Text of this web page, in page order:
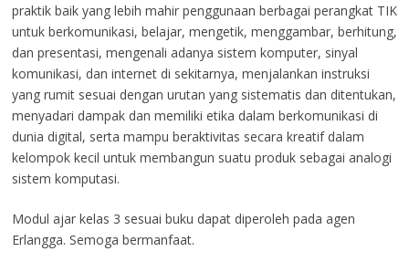
praktik baik yang lebih mahir penggunaan berbagai perangkat TIK
untuk berkomunikasi, belajar, mengetik, menggambar, berhitung,
dan presentasi, mengenali adanya sistem komputer, sinyal
komunikasi, dan internet di sekitarnya, menjalankan instruksi
yang rumit sesuai dengan urutan yang sistematis dan ditentukan,
menyadari dampak dan memiliki etika dalam berkomunikasi di
dunia digital, serta mampu beraktivitas secara kreatif dalam
kelompok kecil untuk membangun suatu produk sebagai analogi
sistem komputasi.
Modul ajar kelas 3 sesuai buku dapat diperoleh pada agen
Erlangga. Semoga bermanfaat.